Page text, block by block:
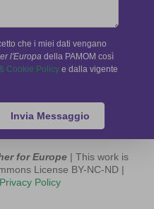
che i miei dati vengano
l'Europa della PAMOM così
Cookie Policy e dalla vigente
Invia Messaggio
for Europe | This work is
License BY-NC-ND |
Privacy Policy